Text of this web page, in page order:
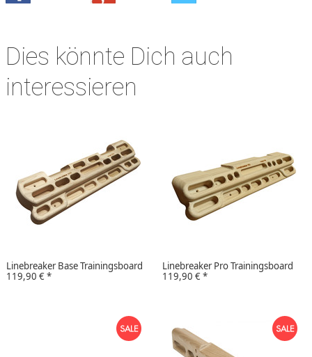
Dies könnte Dich auch
interessieren
Linebreaker Base Trainingsboard
119,90 €*
Linebreaker Pro Trainingsboard
119,90 €*